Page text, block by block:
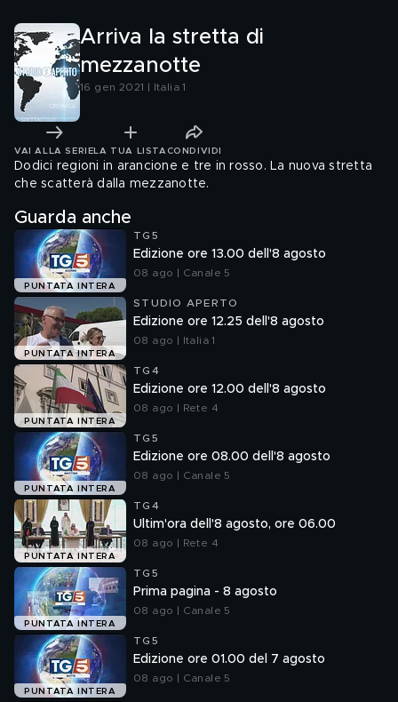
Arriva la stretta di
mezzanotte
16 gen 2021 | Italia 1
VAI ALLA SERIE LA TUA LISTA CONDIVIDI
Dodici regioni in arancione e tre in rosso. La nuova stretta
che scatterà dalla mezzanotte.
Guarda anche
PUNTATA INTERA
TG5
Edizione ore 13.00 dell'8 agosto
08 ago | Canale 5
PUNTATA INTERA
STUDIO APERTO
Edizione ore 12.25 dell'8 agosto
08 ago | Italia 1
PUNTATA INTERA
TG4
Edizione ore 12.00 dell'8 agosto
08 ago | Rete 4
PUNTATA INTERA
TG5
Edizione ore 08.00 dell'8 agosto
08 ago | Canale 5
PUNTATA INTERA
TG4
Ultim'ora dell'8 agosto, ore 06.00
08 ago | Rete 4
PUNTATA INTERA
TG5
Prima pagina - 8 agosto
08 ago | Canale 5
PUNTATA INTERA
TG5
Edizione ore 01.00 del 7 agosto
08 ago | Canale 5